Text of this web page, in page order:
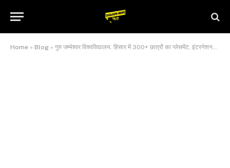
Home » Blog » गुरु जम्भेश्वर विश्वविद्यालय, हिसार में 300+ छात्रों का प्लेसमेंट, इंटरनेशनल कंपनियों ने भी जताया भरोसा